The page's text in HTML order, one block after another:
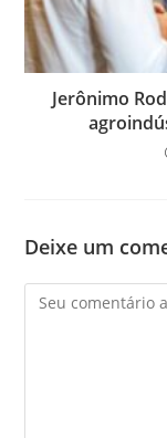
Jerônimo
Deixe um